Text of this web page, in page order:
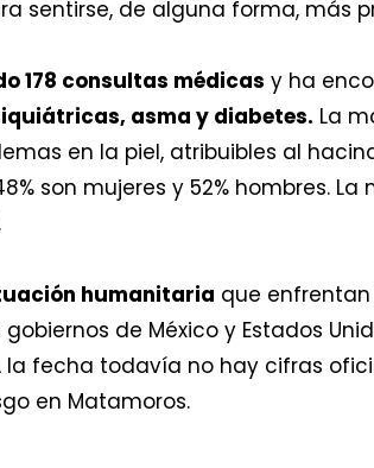
sentirse, de alguna forma, más
178 consultas médicas y ha
asma y diabetes. La
en la piel, atribuibles al
son mujeres y 52% hombres.
humanitaria que
de México y Estados
la fecha todavía no hay cifras
en Matamoros.